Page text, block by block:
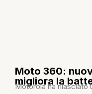
Moto 360:
migliora la
Motorola ha rilasciato